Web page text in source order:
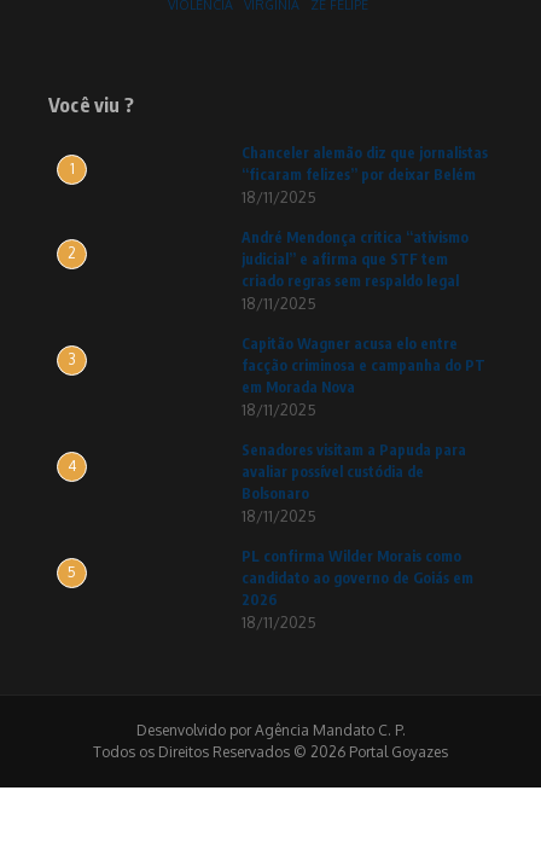
VIOLÊNCIA
VIRGINIA ZE FELIPE
Você viu ?
1
Chanceler alemão diz que jornalistas
“ficaram felizes” por deixar Belém
18/11/2025
2
André Mendonça critica “ativismo
judicial” e afirma que STF tem
criado regras sem respaldo legal
18/11/2025
3
Capitão Wagner acusa elo entre
facção criminosa e campanha do PT
em Morada Nova
18/11/2025
4
Senadores visitam a Papuda para
avaliar possível custódia de
Bolsonaro
18/11/2025
5
PL confirma Wilder Morais como
candidato ao governo de Goiás em
2026
18/11/2025
Desenvolvido por Agência Mandato C. P.
Todos os Direitos Reservados © 2026 Portal Goyazes